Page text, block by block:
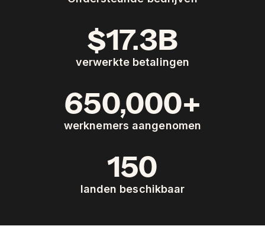
$17.3B
verwerkte betalingen
650,000+
werknemers aangenomen
150
landen beschikbaar